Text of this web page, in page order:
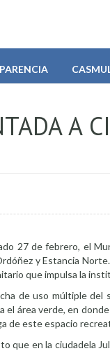
A
27 de febrero, el
y Estancia
que impulsa la
de uso múltiple
el área verde, en
de este espacio
que en la ciudadela